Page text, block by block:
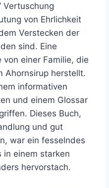
Vertuschung
von Ehrlichkeit
Verstecken der
sind. Eine
einer Familie, die
Ahornsirup herstellt.
informativen
und einem Glossar
Dieses Buch,
und gut
war ein fesselndes
in einem starken
hervorstach.